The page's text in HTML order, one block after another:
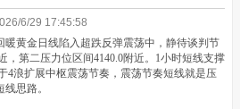
6/29 17:45:58
暖黄金日线陷入超跌反弹震荡中，静待谈判节
，第二压力位区间4140.0附近。1小时短线支撑
4浪扩展中枢震荡节奏，震荡节奏短线就是压
思路。